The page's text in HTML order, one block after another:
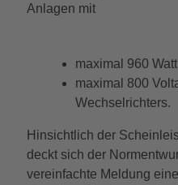
Anlagen mit
maximal 960
maximal 800
Wechselrichters.
Hinsichtlich der
deckt sich der
vereinfachte Meldung